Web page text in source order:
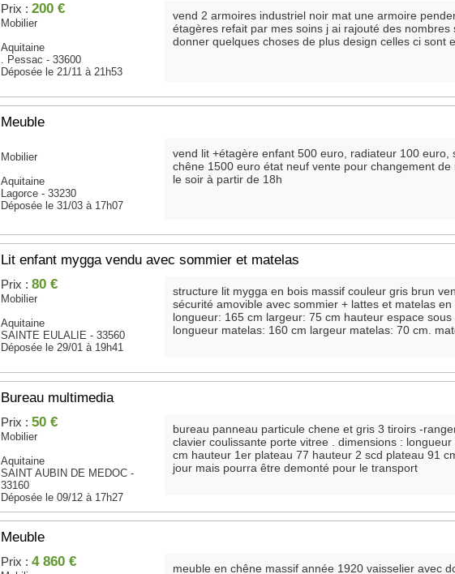
Prix :200 €
Mobilier
Aquitaine
. Pessac - 33600
Déposée le 21/11 à 21h53
vend 2 armoires industriel noir mat une armoire
étagères refait par mes soins j ai rajouté des nombres
donner quelques choses de plus design celles ci sont
Meuble
Mobilier
Aquitaine
Lagorce - 33230
Déposée le 31/03 à 17h07
vend lit +étagère enfant 500 euro, radiateur 100 euro,
chêne 1500 euro état neuf vente pour changement
le soir à partir de 18h
Lit enfant mygga vendu avec sommier et matelas
Prix :80 €
Mobilier
Aquitaine
SAINTE EULALIE - 33560
Déposée le 29/01 à 19h41
structure lit mygga en bois massif couleur gris brun
sécurité amovible avec sommier + lattes et matelas
longueur: 165 cm largeur: 75 cm hauteur espace sous
longueur matelas: 160 cm largeur matelas: 70 cm.
Bureau multimedia
Prix :50 €
Mobilier
Aquitaine
SAINT AUBIN DE MEDOC -
33160
Déposée le 09/12 à 17h27
bureau panneau particule chene et gris 3 tiroirs -
clavier coulissante porte vitree . dimensions :
cm hauteur 1er plateau 77 hauteur 2 scd plateau 91
jour mais pourra être demonté pour le transport
Meuble
Prix :4 860 € meuble en chêne massif année 1920 vaisselier avec